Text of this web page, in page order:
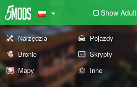
Show Adult
Narzędzia Pojazdy
Bronie
Skrypty
Mapy
Inne